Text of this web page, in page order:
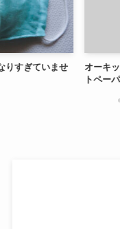
すぎていませ
オーキ
トペー